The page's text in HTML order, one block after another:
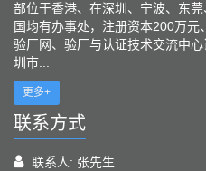
部位于香港、在深圳、宁波、东
国均有办事处，注册资本200万元
验厂网、验厂与认证技术交流中
圳市...
更多+
联系方式
联系人: 张先生